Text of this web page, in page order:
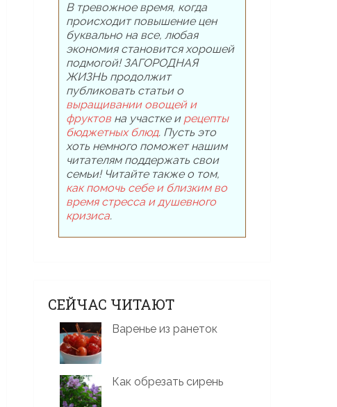
В тревожное время, когда
происходит повышение цен
буквально на все, любая
экономия становится хорошей
подмогой! ЗАГОРОДНАЯ
ЖИЗНЬ продолжит
публиковать статьи о
выращивании овощей и
фруктов на участке и рецепты
бюджетных блюд. Пусть это
хоть немного поможет нашим
читателям поддержать свои
семьи! Читайте также о том,
как помочь себе и близким во
время стресса и душевного
кризиса.
СЕЙЧАС ЧИТАЮТ
Варенье из ранеток
Как обрезать сирень